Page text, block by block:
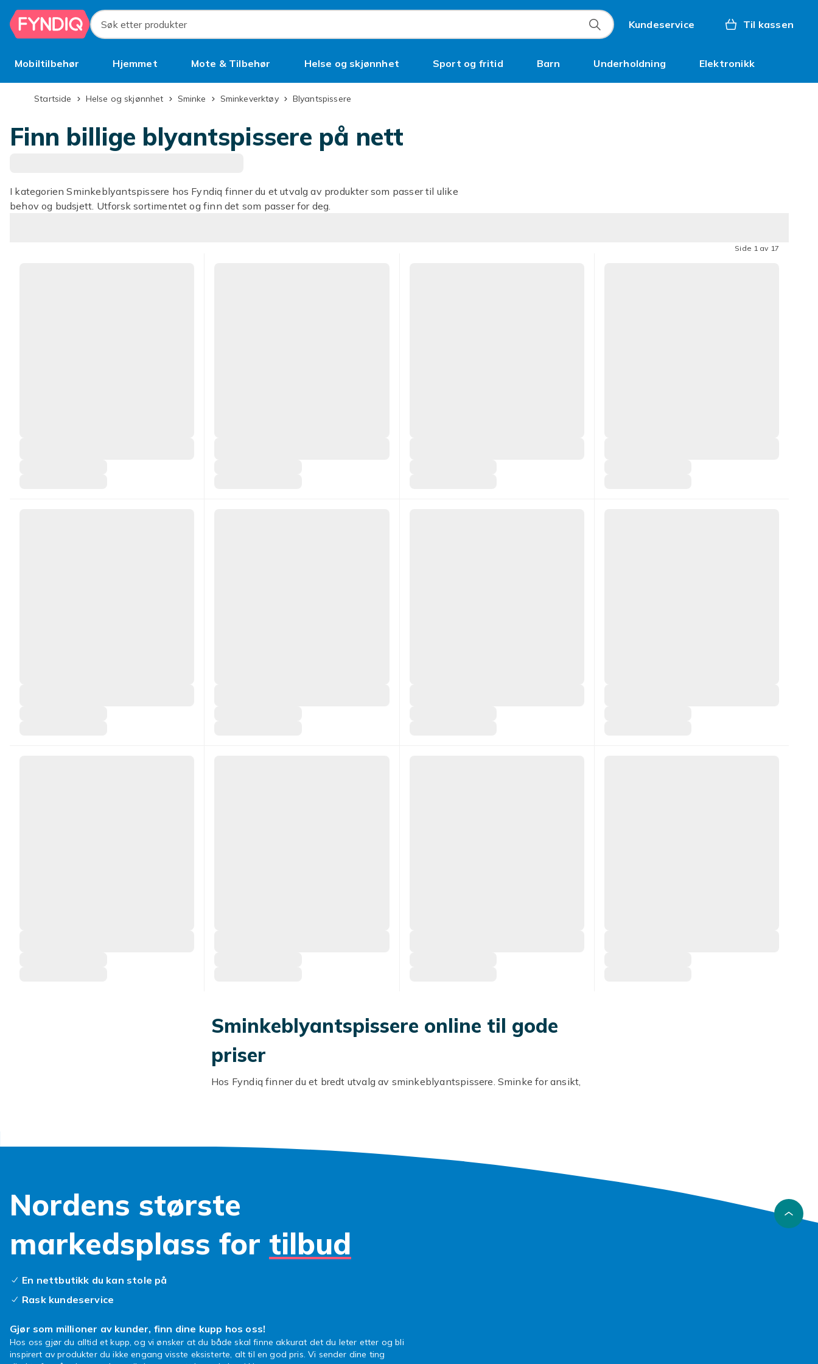
Hopp til hovedinnhold
Søk etter produkter
Kundeservice Til kassen
Mobiltilbehør Hjemmet Mote & Tilbehør Helse og skjønnhet Sport og fritid Barn Underholdning Elektronikk
BruktStartside Helse og skjønnhet Sminke Sminkeverktøy Blyantspissere
Finn billige blyantspissere på nett
I kategorien Sminkeblyantspissere hos Fyndiq finner du et utvalg av produkter som passer til ulike
behov og budsjett. Utforsk sortimentet og finn det som passer for deg.
Side 1 av 17
Sminkeblyantspissere online til gode
priser
Hos Fyndiq finner du et bredt utvalg av sminkeblyantspissere. Sminke for ansikt,
Fra klassiske nyanser til trendy farger. Matt, satin, shimmer og metallic. Velg etter
Sesminke
Nordens største
markedsplass for tilbud
En nettbutikk du kan stole på
Rask kundeservice
Gjør som millioner av kunder, finn dine kupp hos oss!
Hos oss gjør du alltid et kupp, og vi ønsker at du både skal finne akkurat det du leter etter og bli
inspirert av produkter du ikke engang visste eksisterte, alt til en god pris. Vi sender dine ting